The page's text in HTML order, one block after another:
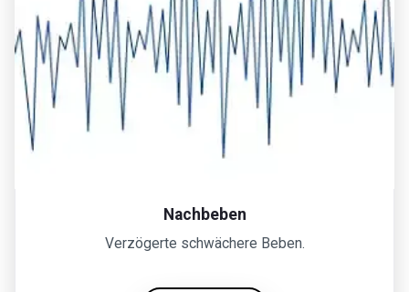
Nachbeben
Verzögerte schwächere Beben.